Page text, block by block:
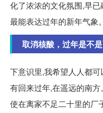
化了浓浓的文化氛围,早
最能表达过年的新年气象
取消核酸，过年是不
下意识里,我希望人人都
有回来过年,在遥远的南
使在离家不足二十里的厂